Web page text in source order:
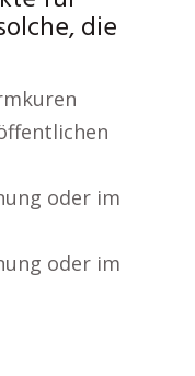
die
oder im
oder im